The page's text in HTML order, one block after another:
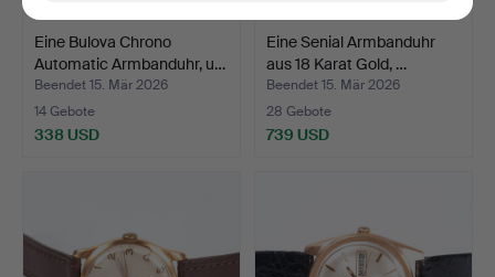
Eine Bulova Chrono
Automatic Armbanduhr, u…
Beendet 15. Mär 2026
14 Gebote
338 USD
Eine Senial Armbanduhr
aus 18 Karat Gold, …
Beendet 15. Mär 2026
28 Gebote
739 USD